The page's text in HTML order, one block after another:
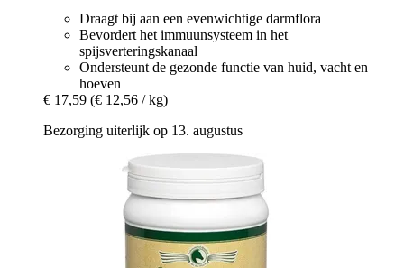
Draagt bij aan een evenwichtige darmflora
Bevordert het immuunsysteem in het
spijsverteringskanaal
Ondersteunt de gezonde functie van huid, vacht en
hoeven
€ 17,59 (€ 12,56 / kg)
Bezorging uiterlijk op 13. augustus